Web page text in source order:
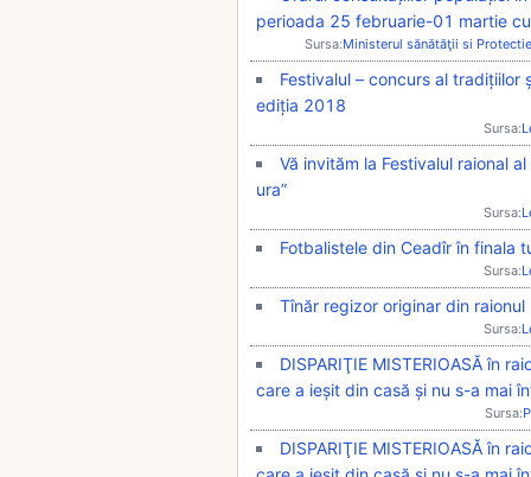
perioada 25 februarie-01 martie
Sursa:Ministerul sănătăţii si
Festivalul – concurs al tradițiilor
ediția 2018
Sursa:
Vă invităm la Festivalul raional
ura”
Sursa:
Fotbalistele din Ceadîr în finala
Sursa:
Tînăr regizor originar din
Sursa:
DISPARIŢIE MISTERIOASĂ în
care a ieșit din casă și nu s-a mai
Sursa:
DISPARIŢIE MISTERIOASĂ în